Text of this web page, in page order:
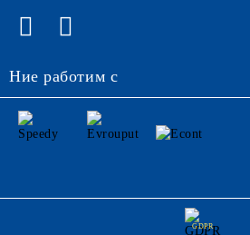
Ние работим с
GDPR